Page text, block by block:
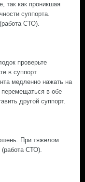
так как проникшая
суппорта.
СТО).
проверьте
в суппорт
медленно нажать на
в обе
другой суппорт.
При тяжелом
(работа СТО).